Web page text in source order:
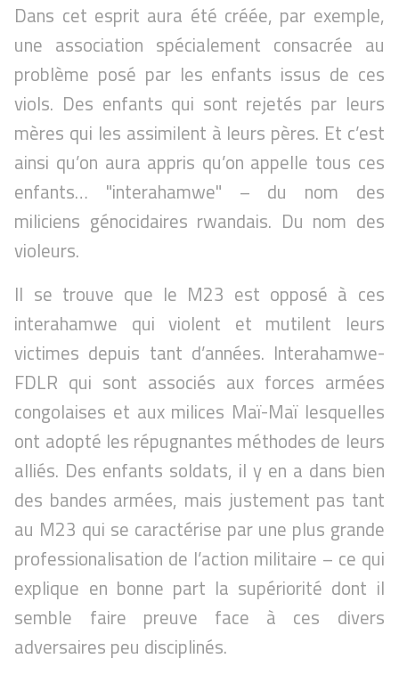
Dans cet esprit aura été créée, par exemple,
une association spécialement consacrée au
problème posé par les enfants issus de ces
viols. Des enfants qui sont rejetés par leurs
mères qui les assimilent à leurs pères. Et c’est
ainsi qu’on aura appris qu’on appelle tous ces
enfants… "interahamwe" – du nom des
miliciens génocidaires rwandais. Du nom des
violeurs.
Il se trouve que le M23 est opposé à ces
interahamwe qui violent et mutilent leurs
victimes depuis tant d’années. Interahamwe-
FDLR qui sont associés aux forces armées
congolaises et aux milices Maï-Maï lesquelles
ont adopté les répugnantes méthodes de leurs
alliés. Des enfants soldats, il y en a dans bien
des bandes armées, mais justement pas tant
au M23 qui se caractérise par une plus grande
professionalisation de l’action militaire – ce qui
explique en bonne part la supériorité dont il
semble faire preuve face à ces divers
adversaires peu disciplinés.